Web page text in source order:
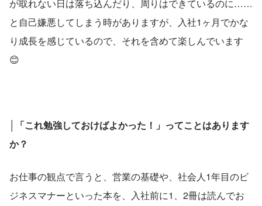
が取れない日は落ち込んだり、周りはできているのに……
と自己嫌悪してしまう時がありますが、入社1ヶ月でかな
り成長を感じているので、それを含めて楽しんでいます
😊
│「これ勉強しておけばよかった！」ってことはあります
か？
お仕事の観点で言うと、営業の基礎や、社会人1年目のビ
ジネスマナーといった本を、入社前に1、2冊は読んでお